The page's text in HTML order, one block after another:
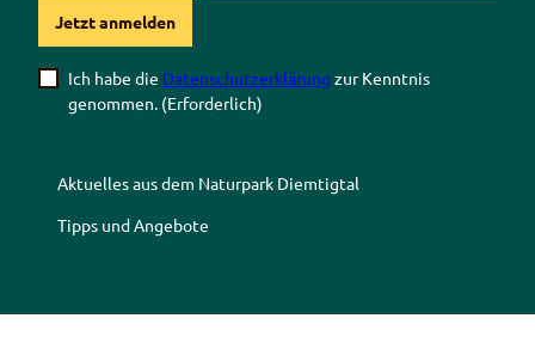
Jetzt anmelden
Ich habe die Datenschutzerklärung zur Kenntnis
genommen. (Erforderlich)
Aktuelles aus dem Naturpark Diemtigtal
Tipps und Angebote